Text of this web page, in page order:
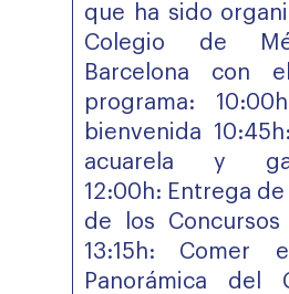
que ha sido
Colegio de
Barcelona con
programa:
bienvenida
acuarela y
12:00h: Entrega
de los
13:15h: Comer
Panorámica del